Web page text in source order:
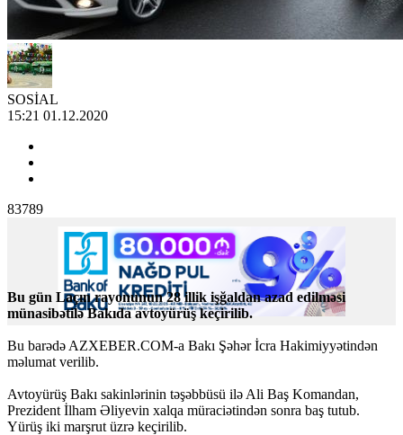
SOSİAL
15:21 01.12.2020
83789
Bu gün Laçın rayonunun 28 illik işğaldan azad edilməsi
münasibətilə Bakıda avtoyürüş keçirilib.
Bu barədə AZXEBER.COM-a Bakı Şəhər İcra Hakimiyyətindən
məlumat verilib.
Avtoyürüş Bakı sakinlərinin təşəbbüsü ilə Ali Baş Komandan,
Prezident İlham Əliyevin xalqa müraciətindən sonra baş tutub.
Yürüş iki marşrut üzrə keçirilib.